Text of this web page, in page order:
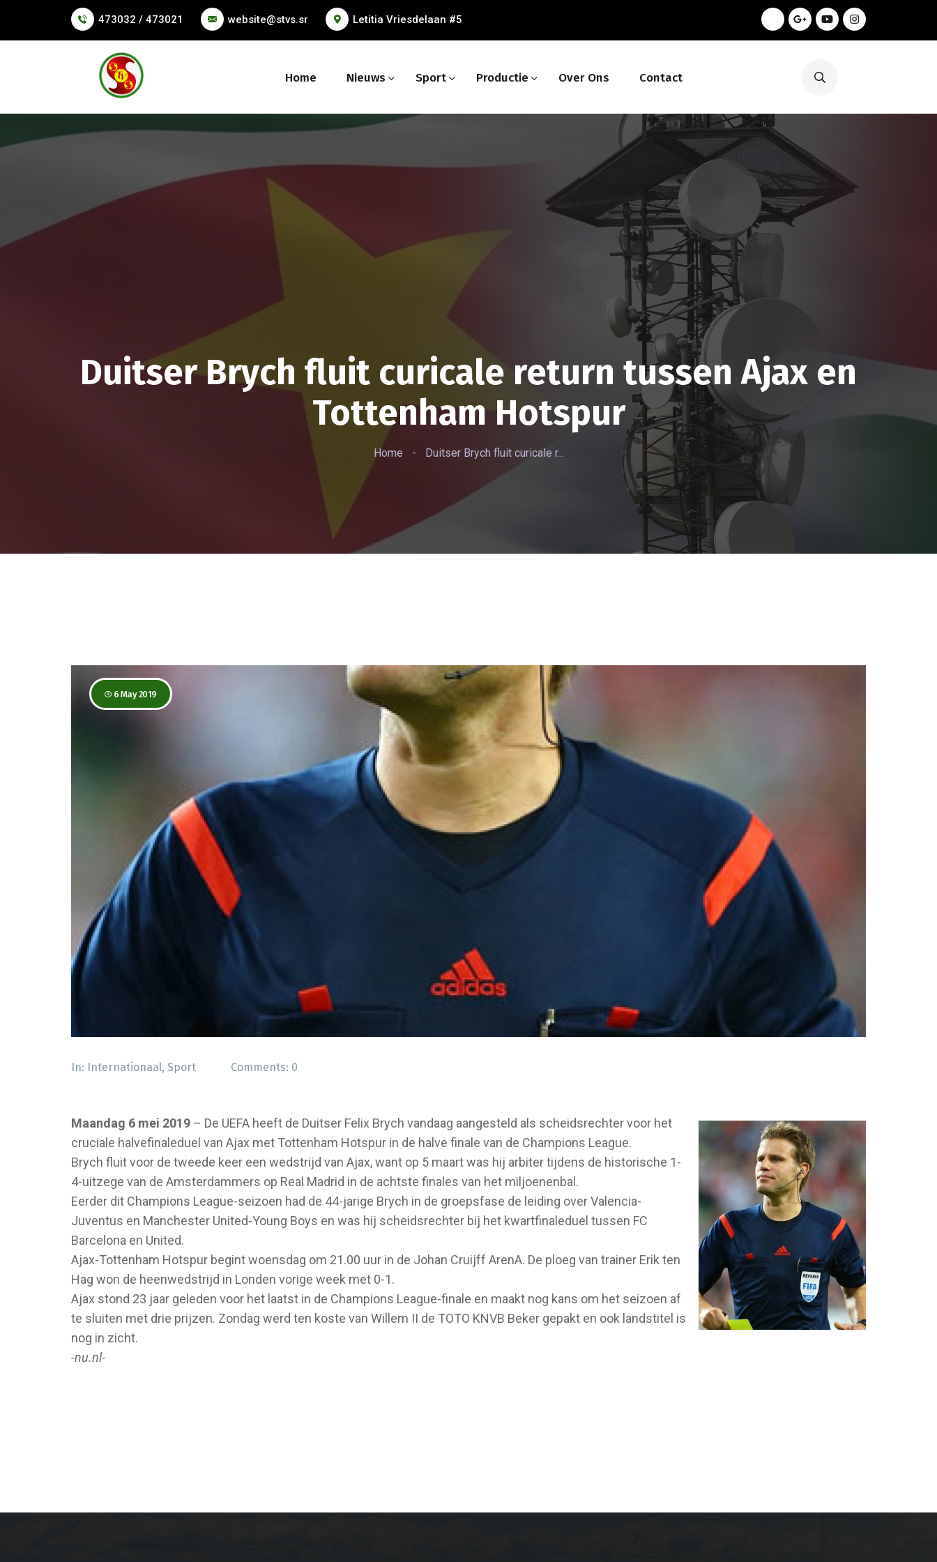
473032 / 473021 website@stvs.sr Letitia Vriesdelaan #5
Home Nieuws Sport Productie Over Ons Contact
Duitser Brych fluit curicale return tussen Ajax en
Tottenham Hotspur
Home - Duitser Brych fluit curicale r...
6 May 2019
In: Internationaal, Sport Comments: 0
Maandag 6 mei 2019 – De UEFA heeft de Duitser Felix Brych vandaag aangesteld als scheidsrechter voor het
cruciale halvefinaleduel van Ajax met Tottenham Hotspur in de halve finale van de Champions League.
Brych fluit voor de tweede keer een wedstrijd van Ajax, want op 5 maart was hij arbiter tijdens de historische 1-
4-uitzege van de Amsterdammers op Real Madrid in de achtste finales van het miljoenenbal.
Eerder dit Champions League-seizoen had de 44-jarige Brych in de groepsfase de leiding over Valencia-
Juventus en Manchester United-Young Boys en was hij scheidsrechter bij het kwartfinaleduel tussen FC
Barcelona en United.
Ajax-Tottenham Hotspur begint woensdag om 21.00 uur in de Johan Cruijff ArenA. De ploeg van trainer Erik ten
Hag won de heenwedstrijd in Londen vorige week met 0-1.
Ajax stond 23 jaar geleden voor het laatst in de Champions League-finale en maakt nog kans om het seizoen af
te sluiten met drie prijzen. Zondag werd ten koste van Willem II de TOTO KNVB Beker gepakt en ook landstitel is
nog in zicht.
-nu.nl-